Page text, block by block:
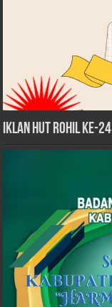
iklan HUT Rohil Ke-24